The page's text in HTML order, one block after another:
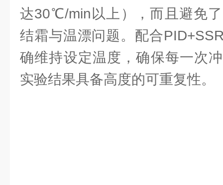
达30℃/min以上），而且避免
结霜与温漂问题。配合
确维持设定温度，确保每一次
实验结果具备高度的可重复性。